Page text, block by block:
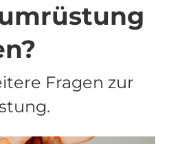
Fragen zur